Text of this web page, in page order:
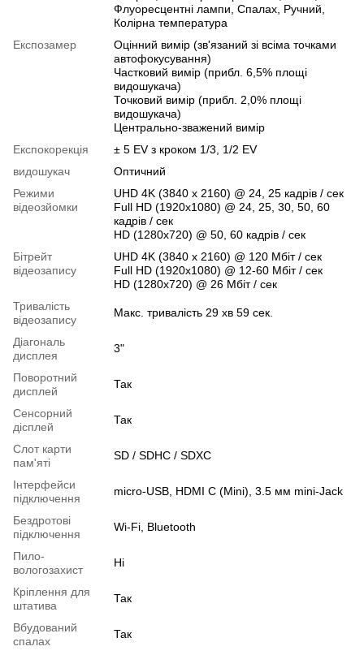
Флуоресцентні лампи, Спалах, Ручний,
Колірна температура
Експозамер
Оцінний вимір (зв'язаний зі всіма точками
автофокусування)
Частковий вимір (прибл. 6,5% площі
видошукача)
Точковий вимір (прибл. 2,0% площі
видошукача)
Центрально-зважений вимір
Експокорекція
± 5 EV з кроком 1/3, 1/2 EV
видошукач
Оптичний
Режими
відеозйомки
UHD 4K (3840 x 2160) @ 24, 25 кадрів / сек
Full HD (1920x1080) @ 24, 25, 30, 50, 60
кадрів / сек
HD (1280x720) @ 50, 60 кадрів / сек
Бітрейт
відеозапису
UHD 4K (3840 x 2160) @ 120 Мбіт / сек
Full HD (1920x1080) @ 12-60 Мбіт / сек
HD (1280x720) @ 26 Мбіт / сек
Тривалість
відеозапису
Макс. тривалість 29 хв 59 сек.
Діагональ
дисплея
3"
Поворотний
дисплей
Так
Сенсорний
дісплей
Так
Слот карти
пам'яті
SD / SDHC / SDXC
Інтерфейси
підключення
micro-USB, HDMI C (Mini), 3.5 мм mini-Jack
Бездротові
підключення
Wi-Fi, Bluetooth
Пило-
вологозахист
Ні
Кріплення для
штатива
Так
Вбудований
спалах
Так